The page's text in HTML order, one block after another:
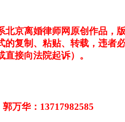
北京离婚律师网原创作品，
复制、粘贴、转载，违者
接向法院起诉）。
郭万华： 13717982585